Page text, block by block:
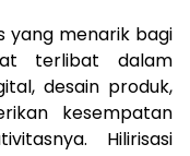
yang menarik bagi
terlibat dalam
desain produk,
kesempatan
Hilirisasi